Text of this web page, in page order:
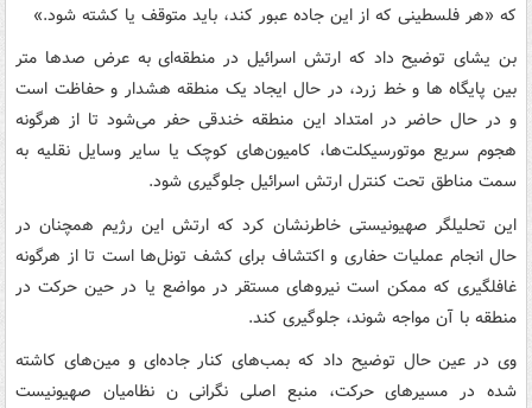
که «هر فلسطینی که از این جاده عبور کند، باید متوقف یا کشته شود.»
بن یشای توضیح داد که ارتش اسرائیل در منطقه‌ای به عرض صدها متر
بین پایگاه ها و خط زرد، در حال ایجاد یک منطقه هشدار و حفاظت است
و در حال حاضر در امتداد این منطقه خندقی حفر می‌شود تا از هرگونه
هجوم سریع موتورسیکلت‌ها، کامیون‌های کوچک یا سایر وسایل نقلیه به
سمت مناطق تحت کنترل ارتش اسرائیل جلوگیری شود.
این تحلیلگر صهیونیستی خاطرنشان کرد که ارتش این رژیم همچنان در
حال انجام عملیات حفاری و اکتشاف برای کشف تونل‌ها است تا از هرگونه
غافلگیری که ممکن است نیروهای مستقر در مواضع یا در حین حرکت در
منطقه با آن مواجه شوند، جلوگیری کند.
وی در عین حال توضیح داد که بمب‌های کنار جاده‌ای و مین‌های کاشته
شده در مسیرهای حرکت، منبع اصلی نگرانی ن نظامیان صهیونیست